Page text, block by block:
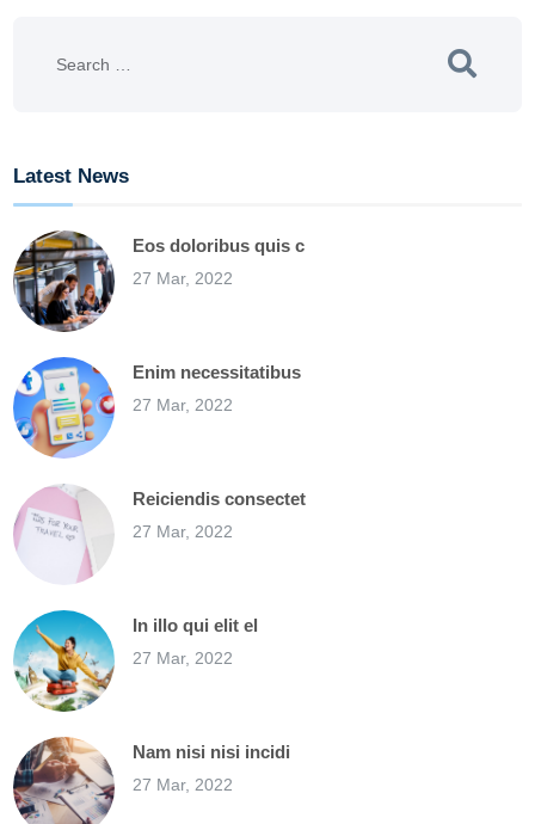
Latest News
Eos doloribus quis c
27 Mar, 2022
Enim necessitatibus
27 Mar, 2022
Reiciendis consectet
27 Mar, 2022
In illo qui elit el
27 Mar, 2022
Nam nisi nisi incidi
27 Mar, 2022